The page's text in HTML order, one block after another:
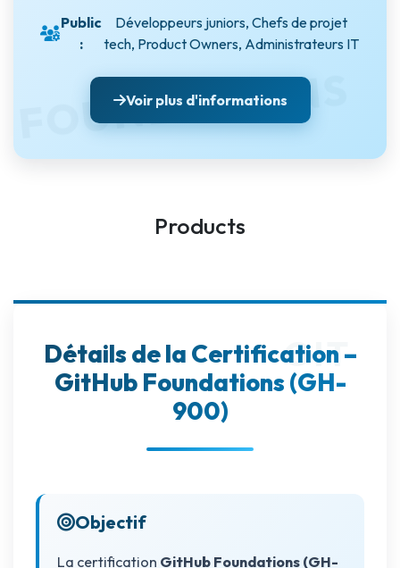
Public
:
Développeurs juniors, Chefs de projet
tech, Product Owners, Administrateurs IT
Voir plus d'informations
Products
Détails de la Certification –
GitHub Foundations (GH-
900)
Objectif
La certification GitHub Foundations (GH-